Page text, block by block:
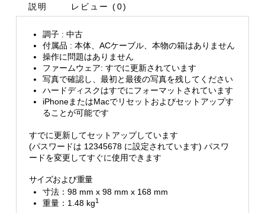
説明 レビュー (0)
調子 : 中古
付属品 : 本体、ACケーブル、本物の箱はありません
操作に問題はありません
ファームウェア: すでに更新されています
写真で確認し、最初と最後の写真を残してください
ハードディスクはすでにフォーマットされています
iPhoneまたはMacでリセットおよびセットアップす
ることが可能です
すでに更新してセットアップしています
(パスワードは 12345678 に設定されています) パスワ
ードを変更してすぐに使用できます
サイズおよび重量
寸法：98 mm x 98 mm x 168 mm
重量：1.48 kg1